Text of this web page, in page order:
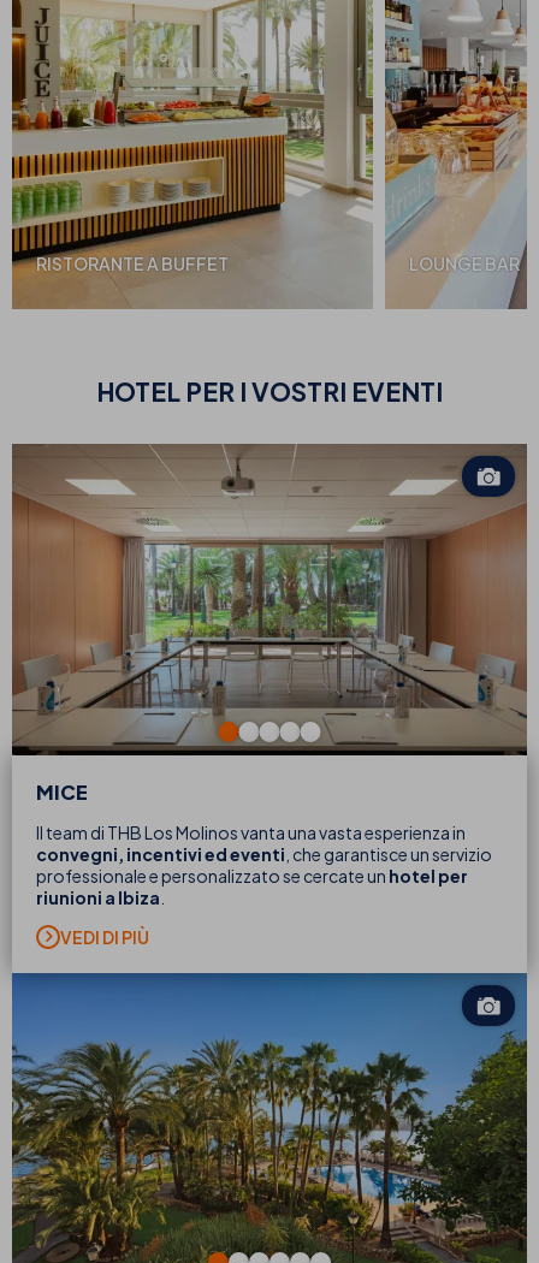
RISTORANTE A BUFFET LOUNGE BAR
HOTEL PER I VOSTRI EVENTI
MICE
Il team di THB Los Molinos vanta una vasta esperienza in
convegni, incentivi ed eventi , che garantisce un servizio
professionale e personalizzato se cercate un hotel per
riunioni a Ibiza
VEDI DI PIÙ